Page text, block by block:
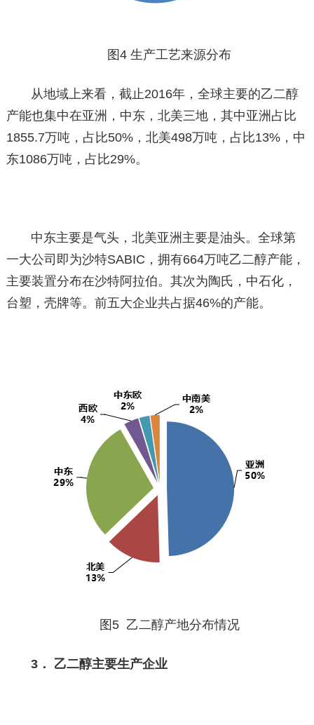
图4 生产工艺来源分布
从地域上来看，截止2016年，全球主要的乙二醇
产能也集中在亚洲，中东，北美三地，其中亚洲占比
1855.7万吨，占比50%，北美498万吨，占比13%，中
东1086万吨，占比29%。
中东主要是气头，北美亚洲主要是油头。全球第
一大公司即为沙特SABIC，拥有664万吨乙二醇产能，
主要装置分布在沙特阿拉伯。其次为陶氏，中石化，
台塑，壳牌等。前五大企业共占据46%的产能。
图5 乙二醇产地分布情况
3． 乙二醇主要生产企业